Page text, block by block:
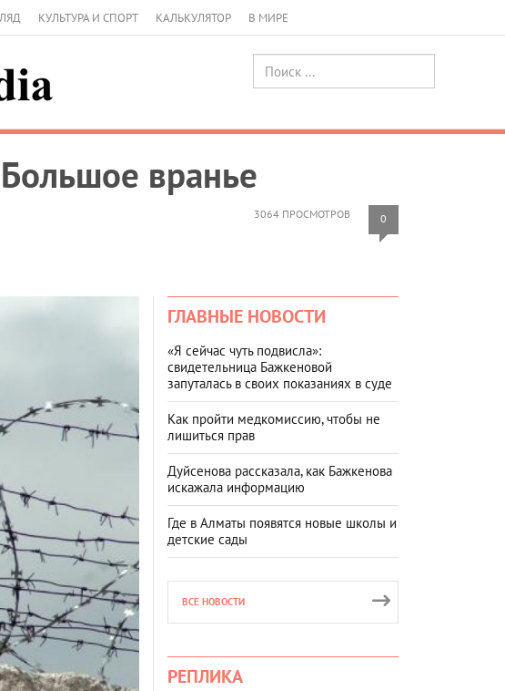
КУЛЬТУРА И СПОРТ КАЛЬКУЛЯТОР В МИРЕ
вранье
3064 ПРОСМОТРОВ 0
ГЛАВНЫЕ НОВОСТИ
«Я сейчас чуть подвисла»:
свидетельница Бажкеновой
запуталась в своих показаниях в суде
Как пройти медкомиссию, чтобы не
лишиться прав
Дуйсенова рассказала, как Бажкенова
искажала информацию
Где в Алматы появятся новые школы и
детские сады
ВСЕ НОВОСТИ
РЕПЛИКА